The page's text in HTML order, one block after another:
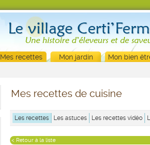
Mes recettes Mon jardin Mon bien
Mes recettes de cuisine
Les recettes Les astuces Les recettes vidéo
< Retour à la liste